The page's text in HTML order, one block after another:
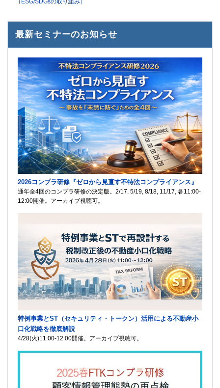
最新セミナーのお知らせ
2026コンプラ研修『ゼロから見直す不特法コンプライアンス』
通年全4回のコンプラ研修の決定版。2/17, 5/19, 8/18, 11/17, 各11:00-
12:00開催。アーカイブ視聴可。
特例事業とST（セキュリティ・トークン）活用による不動産小
口化戦略を徹底解説
4/28(火)11:00-12:00開催。アーカイブ視聴可。